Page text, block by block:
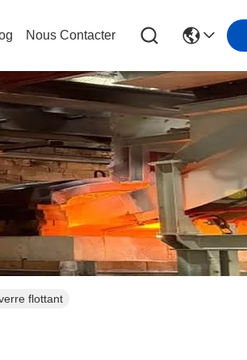
Nous Contacter
flottant